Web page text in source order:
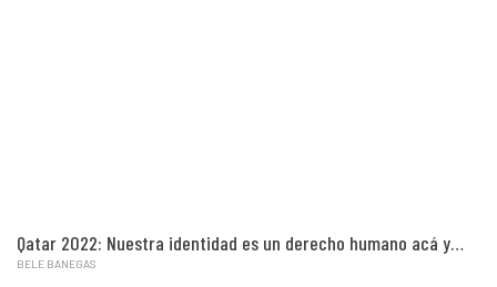
Qatar 2022: Nuestra identidad es un derecho humano acá y…
BELE BANEGAS